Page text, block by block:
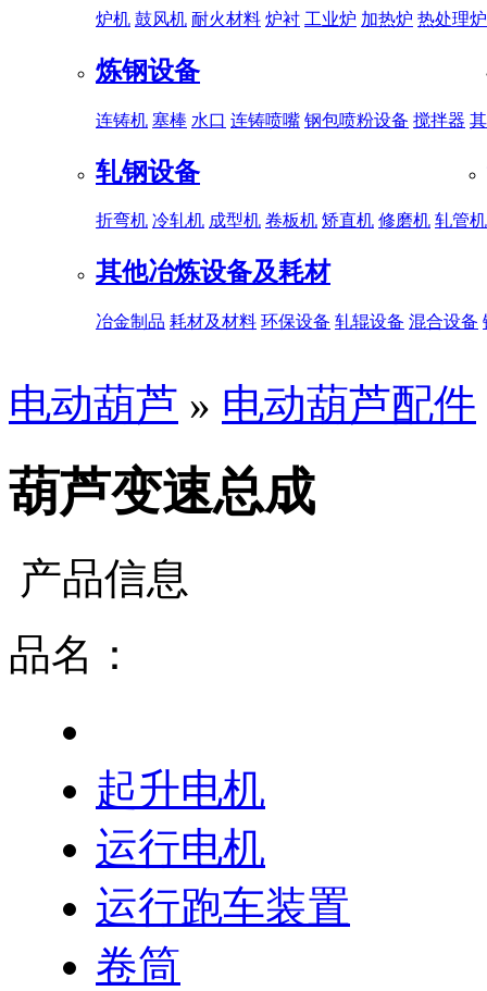
炉机 鼓风机 耐火材料 炉衬 工业炉 加热炉 热处理炉
炼钢设备
连铸机 塞棒 水口 连铸喷嘴 钢包喷粉设备 搅拌器
轧钢设备
折弯机 冷轧机 成型机 卷板机 矫直机 修磨机 轧管机
其他冶炼设备及耗材
冶金制品 耗材及材料 环保设备 轧辊设备 混合设备
电动葫芦 » 电动葫芦配件
葫芦变速总成
产品信息
品名：
起升电机
运行电机
运行跑车装置
卷筒